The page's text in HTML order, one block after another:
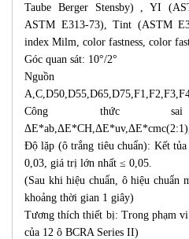
Taube Berger Stensby) , YI
ASTM E313-73), Tint (ASTM
index Milm, color fastness, color
Góc quan sát: 10°/2°
Nguồn
Công thức
Độ lặp (ô trắng tiêu chuẩn): Kết
0,03, giá trị lớn nhất ≤ 0,05.
(Sau khi hiệu chuẩn, ô hiệu chuẩn
khoảng thời gian 1 giây)
Tương thích thiết bị: Trong phạm
của 12 ô BCRA Series II)